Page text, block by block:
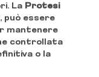
La Protesi
può essere
mantenere
controllata
o la